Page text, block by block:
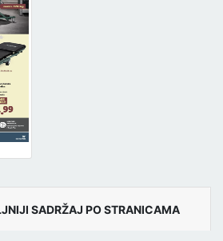
SADRŽAJ PO STRANICAMA